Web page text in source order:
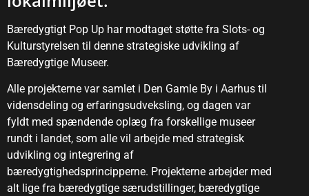
Bæredygtigt Pop Up har modtaget støtte fra Slots- og
Kulturstyrelsen til denne strategiske udvikling af
Bæredygtige Museer.
Alle projekterne var samlet i Den Gamle By i Aarhus til
vidensdeling og erfaringsudveksling, og dagen var
fyldt med spændende oplæg fra forskellige museer
rundt i landet, som alle vil arbejde med strategisk
udvikling og integrering af
bæredygtighedsprincipperne. Projekterne arbejder med
alt lige fra bæredygtige særudstillinger, bæredygtige